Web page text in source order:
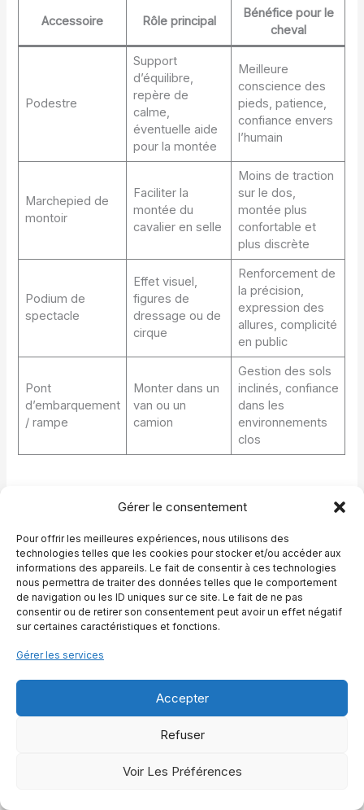
Gérer le consentement
Pour offrir les meilleures expériences, nous utilisons des
technologies telles que les cookies pour stocker et/ou accéder aux
informations des appareils. Le fait de consentir à ces technologies
nous permettra de traiter des données telles que le comportement
de navigation ou les ID uniques sur ce site. Le fait de ne pas
consentir ou de retirer son consentement peut avoir un effet négatif
sur certaines caractéristiques et fonctions.
Gérer les services
Accepter
Refuser
Voir Les Préférences
Accessoire Rôle principal
Bénéfice pour le
cheval
Podestre
Support
d’équilibre,
repère de
calme,
éventuelle aide
pour la montée
Meilleure
conscience des
pieds, patience,
confiance envers
l’humain
Marchepied de
montoir
Faciliter la
montée du
cavalier en selle
Moins de traction
sur le dos,
montée plus
confortable et
plus discrète
Podium de
spectacle
Effet visuel,
figures de
dressage ou de
cirque
Renforcement de
la précision,
expression des
allures, complicité
en public
Pont
d’embarquement
/ rampe
Monter dans un
van ou un
camion
Gestion des sols
inclinés, confiance
dans les
environnements
clos
qu’ils ne se concurrencent. Un cheval habitué au podestre
d’embarquement, car il connaît déjà la sensation de
surélévation. De la même façon, un cheval qui se montre
coopératif au montoir à l’aide d’un marchepied vivra plus
facilement l’introduction d’un nouveau cube dans son
environnement.
Pour garder une vision claire, on peut résumer les apports
quelques repères simples.
Le podestre se destine d’abord au travail à pied, même s’il
peut parfois servir à la montée.
à la protection du dos du cheval.